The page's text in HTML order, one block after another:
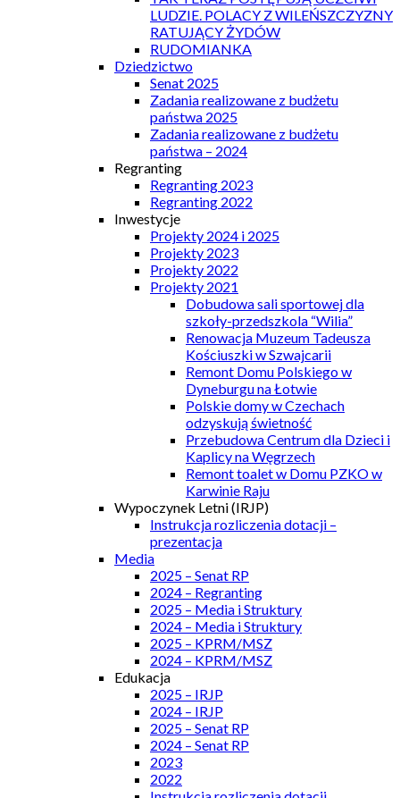
LUDZIE. POLACY Z WILEŃSZCZYZNY
RATUJĄCY ŻYDÓW
RUDOMIANKA
Dziedzictwo
Senat 2025
Zadania realizowane z budżetu
państwa 2025
Zadania realizowane z budżetu
państwa – 2024
Regranting
Regranting 2023
Regranting 2022
Inwestycje
Projekty 2024 i 2025
Projekty 2023
Projekty 2022
Projekty 2021
Dobudowa sali sportowej dla
szkoły-przedszkola “Wilia”
Renowacja Muzeum Tadeusza
Kościuszki w Szwajcarii
Remont Domu Polskiego w
Dyneburgu na Łotwie
Polskie domy w Czechach
odzyskują świetność
Przebudowa Centrum dla Dzieci i
Kaplicy na Węgrzech
Remont toalet w Domu PZKO w
Karwinie Raju
Wypoczynek Letni (IRJP)
Instrukcja rozliczenia dotacji –
prezentacja
Media
2025 – Senat RP
2024 – Regranting
2025 – Media i Struktury
2024 – Media i Struktury
2025 – KPRM/MSZ
2024 – KPRM/MSZ
Edukacja
2025 – IRJP
2024 – IRJP
2025 – Senat RP
2024 – Senat RP
2023
2022